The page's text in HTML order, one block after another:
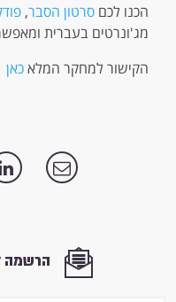
הכנו לכםסרטון הסבר,
מג'ונרטים בעברית
הקישור למחקר המלאכאן
הרשמה